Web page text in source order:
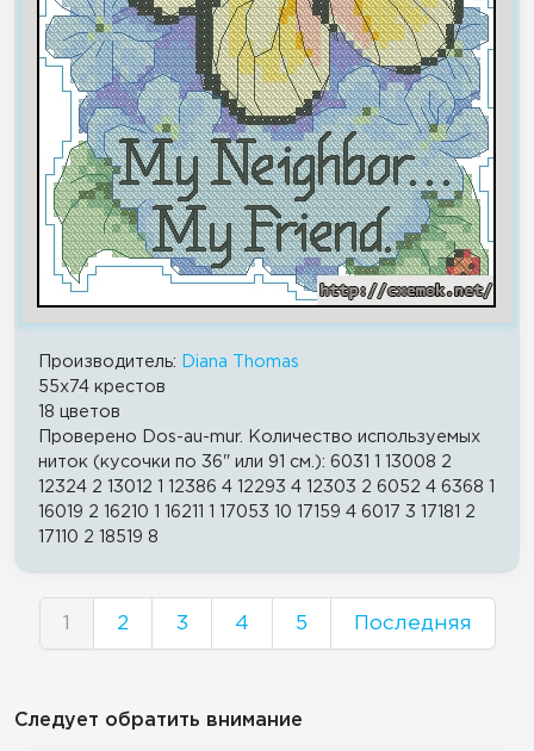
Производитель:
Diana Thomas
55x74 крестов
18 цветов
Проверено Dos-au-mur. Количество используемых
ниток (кусочки по 36" или 91 см.): 6031 1 13008 2
12324 2 13012 1 12386 4 12293 4 12303 2 6052 4 6368 1
16019 2 16210 1 16211 1 17053 10 17159 4 6017 3 17181 2
17110 2 18519 8
1 2 3 4 5 Последняя
Следует обратить внимание